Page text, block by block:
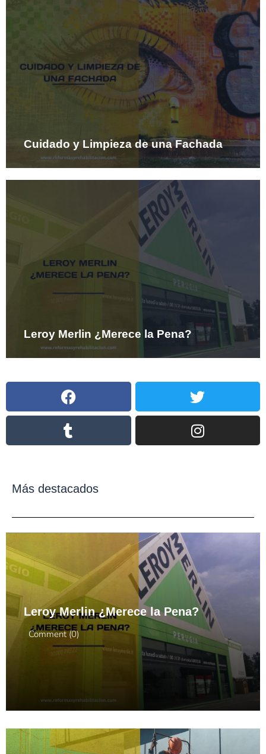
Cuidado y Limpieza de una Fachada
Leroy Merlin ¿Merece la Pena?
Facebook Twitter
Tumblr Instagram
Más destacados
Leroy Merlin ¿Merece la Pena?
Comment (0)